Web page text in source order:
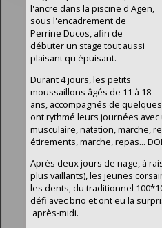
l'ancre dans la piscine d'Agen,
sous l'encadrement de
Perrine Ducos, afin de
débuter un stage tout aussi
plaisant qu'épuisant.
Durant 4 jours, les petits
moussaillons âgés de 11 à 18
ans, accompagnés de
ont rythmé leurs journées
musculaire, natation, marche,
étirements, marche, repas...
Après deux jours de nage, à
plus vaillants), les jeunes
les dents, du traditionnel
défi avec brio et ont eu la
après-midi.